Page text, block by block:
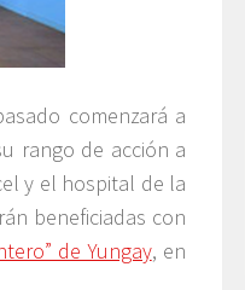
comenzará a
rango de acción a
y el hospital de la
beneficiadas con
de Yungay, en